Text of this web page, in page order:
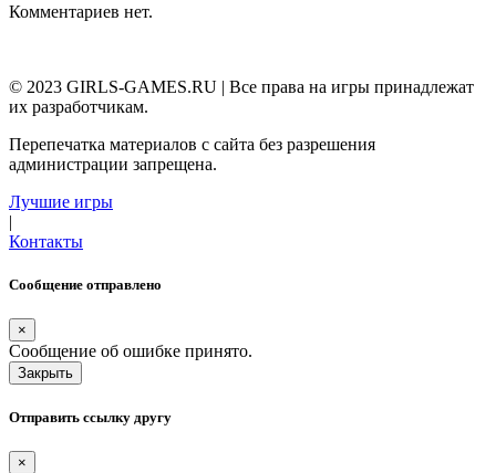
Комментариев нет.
© 2023 GIRLS-GAMES.RU | Все права на игры принадлежат
их разработчикам.
Перепечатка материалов с сайта без разрешения
администрации запрещена.
Лучшие игры
|
Контакты
Сообщение отправлено
×
Сообщение об ошибке принято.
Закрыть
Отправить ссылку другу
×